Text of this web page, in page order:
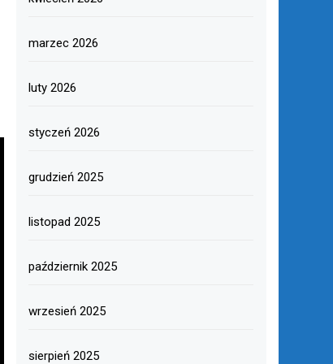
marzec 2026
luty 2026
styczeń 2026
grudzień 2025
listopad 2025
październik 2025
wrzesień 2025
sierpień 2025